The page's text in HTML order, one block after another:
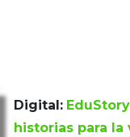
Digital:
historias para